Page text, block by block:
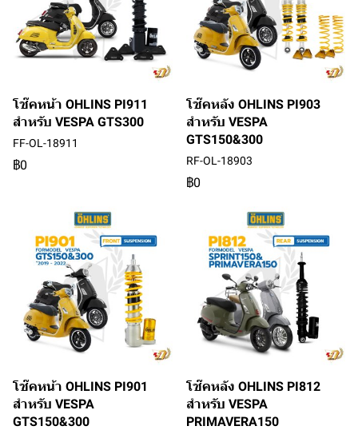
โช๊คหน้า OHLINS PI911
สำหรับ VESPA GTS300
FF-OL-18911
฿0
โช๊คหลัง OHLINS PI903
สำหรับ VESPA
GTS150&300
RF-OL-18903
฿0
โช๊คหน้า OHLINS PI901
สำหรับ VESPA
GTS150&300
โช๊คหลัง OHLINS PI812
สำหรับ VESPA
PRIMAVERA150